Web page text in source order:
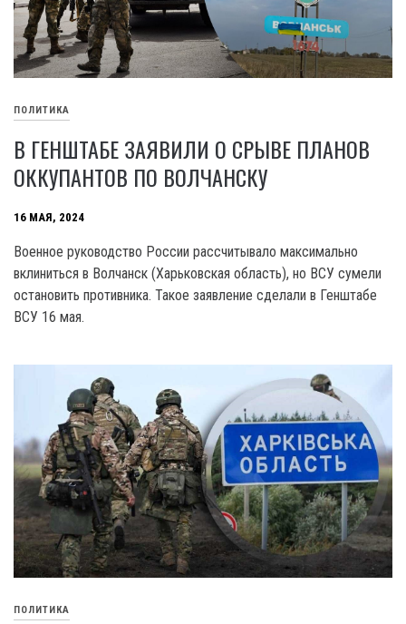
ПОЛИТИКА
В ГЕНШТАБЕ ЗАЯВИЛИ О СРЫВЕ ПЛАНОВ
ОККУПАНТОВ ПО ВОЛЧАНСКУ
16 МАЯ, 2024
Военное руководство России рассчитывало максимально
вклиниться в Волчанск (Харьковская область), но ВСУ сумели
остановить противника. Такое заявление сделали в Генштабе
ВСУ 16 мая.
ПОЛИТИКА